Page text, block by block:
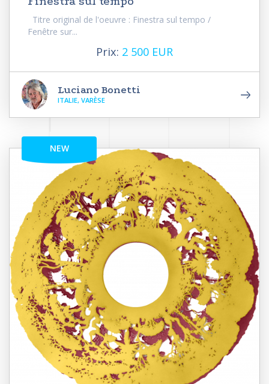
Titre original de l'oeuvre : Finestra sul tempo /
Fenêtre sur...
Prix: 2 500 EUR
Luciano Bonetti
ITALIE, VARÈSE
NEW